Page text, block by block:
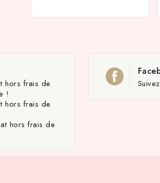
hors frais de
!
hors frais de
hors frais de